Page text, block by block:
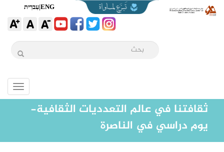
ENG
|עִברִית
Toggle
ثقافتنا في عالم التعدديات الثقافية-
يوم دراسي في الناصرة